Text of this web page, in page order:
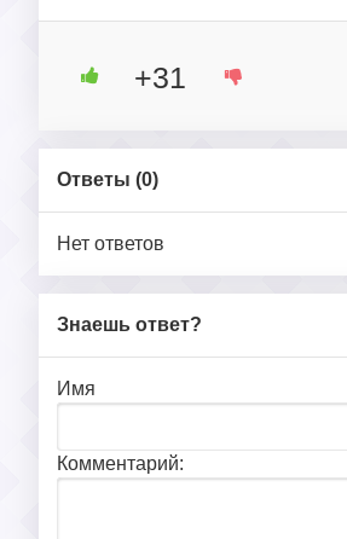
+31
Ответы (0)
Нет ответов
Знаешь ответ?
Имя
Комментарий: